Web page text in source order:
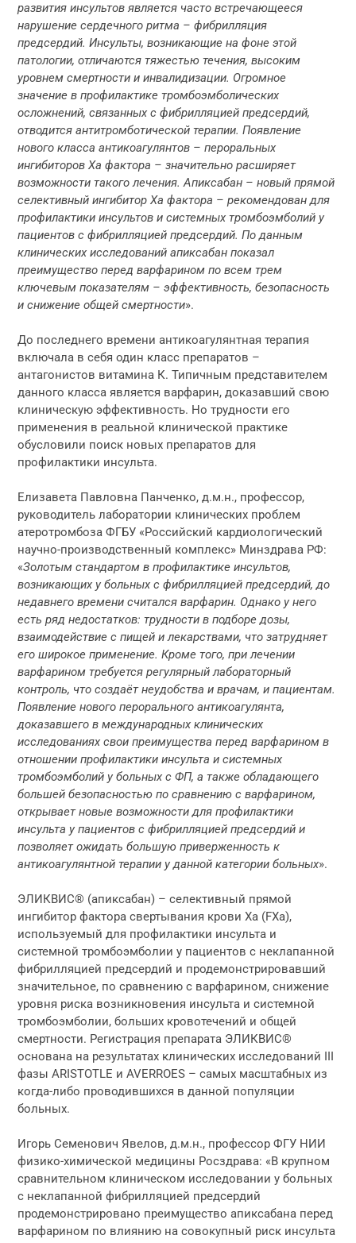
развития инсультов является часто встречающееся
нарушение сердечного ритма – фибрилляция
предсердий. Инсульты, возникающие на фоне этой
патологии, отличаются тяжестью течения, высоким
уровнем смертности и инвалидизации. Огромное
значение в профилактике тромбоэмболических
осложнений, связанных с фибрилляцией предсердий,
отводится антитромботической терапии. Появление
нового класса антикоагулянтов – пероральных
ингибиторов Ха фактора – значительно расширяет
возможности такого лечения. Апиксабан – новый прямой
селективный ингибитор Ха фактора – рекомендован для
профилактики инсультов и системных тромбоэмболий у
пациентов с фибрилляцией предсердий. По данным
клинических исследований апиксабан показал
преимущество перед варфарином по всем трем
ключевым показателям – эффективность, безопасность
и снижение общей смертности».
До последнего времени антикоагулянтная терапия
включала в себя один класс препаратов –
антагонистов витамина К. Типичным представителем
данного класса является варфарин, доказавший свою
клиническую эффективность. Но трудности его
применения в реальной клинической практике
обусловили поиск новых препаратов для
профилактики инсульта.
Елизавета Павловна Панченко, д.м.н., профессор,
руководитель лаборатории клинических проблем
атеротромбоза ФГБУ «Российский кардиологический
научно-производственный комплекс» Минздрава РФ:
«Золотым стандартом в профилактике инсультов,
возникающих у больных с фибрилляцией предсердий, до
недавнего времени считался варфарин. Однако у него
есть ряд недостатков: трудности в подборе дозы,
взаимодействие с пищей и лекарствами, что затрудняет
его широкое применение. Кроме того, при лечении
варфарином требуется регулярный лабораторный
контроль, что создаёт неудобства и врачам, и пациентам.
Появление нового перорального антикоагулянта,
доказавшего в международных клинических
исследованиях свои преимущества перед варфарином в
отношении профилактики инсульта и системных
тромбоэмболий у больных с ФП, а также обладающего
большей безопасностью по сравнению с варфарином,
открывает новые возможности для профилактики
инсульта у пациентов с фибрилляцией предсердий и
позволяет ожидать большую приверженность к
антикоагулянтной терапии у данной категории больных».
ЭЛИКВИС® (апиксабан) – селективный прямой
ингибитор фактора свертывания крови Ха (FXa),
используемый для профилактики инсульта и
системной тромбоэмболии у пациентов с неклапанной
фибрилляцией предсердий и продемонстрировавший
значительное, по сравнению с варфарином, снижение
уровня риска возникновения инсульта и системной
тромбоэмболии, больших кровотечений и общей
смертности. Регистрация препарата ЭЛИКВИС®
основана на результатах клинических исследований III
фазы ARISTOTLE и AVERROES – самых масштабных из
когда-либо проводившихся в данной популяции
больных.
Игорь Семенович Явелов, д.м.н., профессор ФГУ НИИ
физико-химической медицины Росздрава: «В крупном
сравнительном клиническом исследовании у больных
с неклапанной фибрилляцией предсердий
продемонстрировано преимущество апиксабана перед
варфарином по влиянию на совокупный риск инсульта